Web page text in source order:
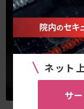
ネット
サ